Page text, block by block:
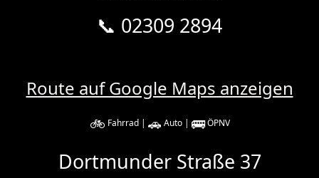
📞 02309 2894
Route auf Google Maps anzeigen
🚲 Fahrrad | 🚗 Auto | 🚌ÖPNV
Dortmunder Straße 37